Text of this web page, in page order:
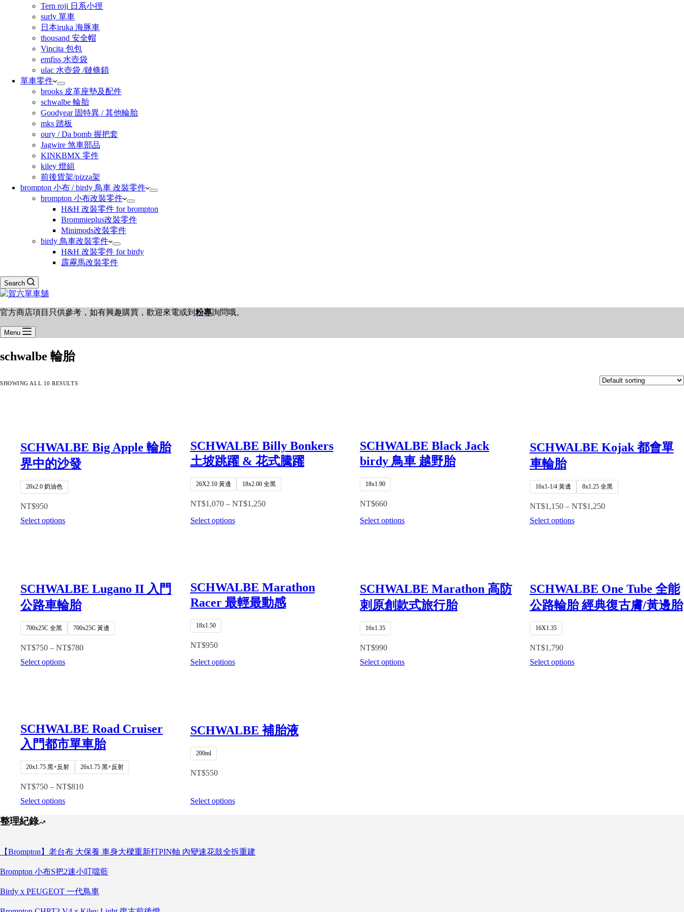
Tern roji 日系小徑
surly 單車
日本iruka 海豚車
thousand 安全帽
Vincita 包包
emfiss 水壺袋
ulac 水壺袋 /鏈條鎖
單車零件
brooks 皮革座墊及配件
schwalbe 輪胎
Goodyear 固特異 / 其他輪胎
mks 踏板
oury / Da bomb 握把套
Jagwire 煞車部品
KINKBMX 零件
kiley 燈組
前後貨架/pizza架
brompton 小布 / birdy 鳥車 改裝零件
brompton 小布改裝零件
H&H 改裝零件 for brompton
Brommieplus改裝零件
Minimods改裝零件
birdy 鳥車改裝零件
H&H 改裝零件 for birdy
霹靂馬改裝零件
Search
官方商店項目只供參考，如有興趣購買，歡迎來電或到 粉專詢問哦。
Menu
schwalbe 輪胎
SHOWING ALL 10 RESULTS
SCHWALBE Big Apple 輪胎
界中的沙發
28x2.0 奶油色
NT$950
Select options
SCHWALBE Billy Bonkers
土坡跳躍 & 花式騰躍
26X2.10 黃邊 18x2.00 全黑
NT$1,070– NT$1,250
Select options
SCHWALBE Black Jack
birdy 鳥車 越野胎
18x1.90
NT$660
Select options
SCHWALBE Kojak 都會單
車輪胎
16x1-1/4 黃邊 8x1.25 全黑
NT$1,150– NT$1,250
Select options
SCHWALBE Lugano II 入門
公路車輪胎
700x25C 全黑 700x25C 黃邊
NT$750 – NT$780
Select options
SCHWALBE Marathon
Racer 最輕最動感
18x1.50
NT$950
Select options
SCHWALBE Marathon 高防
刺原創款式旅行胎
16x1.35
NT$990
Select options
SCHWALBE One Tube 全能
公路輪胎 經典復古膚/黃邊胎
16X1.35
NT$1,790
Select options
SCHWALBE Road Cruiser
入門都市單車胎
20x1.75 黑+反射 26x1.75 黑+反射
NT$750 – NT$810
Select options
SCHWALBE 補胎液
200ml
NT$550
Select options
整理紀錄
【Brompton】老台布 大保養 車身大樑重新打PIN軸 內變速花鼓全拆重建
Brompton 小布S把2速小叮噹藍
Birdy x PEUGEOT 一代鳥車